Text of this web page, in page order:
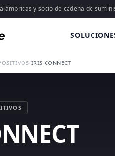
y socio de cadena de
/IRIS CONNECT